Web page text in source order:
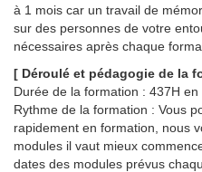
à 1 mois car un travail de
sur des personnes de votre
nécessaires après chaque
[ Déroulé et pédagogie de la
Durée de la formation : 437H
Rythme de la formation : Vous
rapidement en formation, nous
modules il vaut mieux
dates des modules prévus